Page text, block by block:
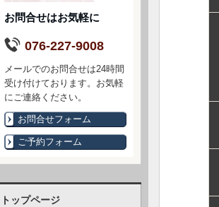
お問合せはお気軽に
076-227-9008
メールでのお問合せは24時間
受け付けております。お気軽
にご連絡ください。
お問合せフォーム
ご予約フォーム
トップページ